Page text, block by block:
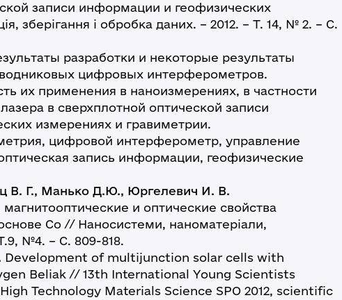
записи информации и геофизических
зберігання і обробка даних. – 2012. – Т. 14, № 2. – С.
разработки и некоторые результаты
цифровых интерферометров.
их применения в наноизмерениях, в частности
в сверхплотной оптической записи
измерениях и гравиметрии.
цифровой интерферометр, управление
запись информации, геофизические
В. Г., Манько Д.Ю., Юргелевич И. В.
и оптические свойства
Со // Наносистеми, наноматеріали,
№4. – С. 809-818.
Development of multijunction solar cells with
Beliak // 13th International Young Scientists
Technology Materials Science SPO 2012, scientific